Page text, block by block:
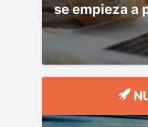
se empieza a